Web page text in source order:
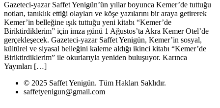
Gazeteci-yazar Saffet Yenigün’ün yıllar boyunca Kemer’de tuttuğu
notları, tanıklık ettiği olayları ve köşe yazılarını bir araya getirerek
Kemer’in belleğine ışık tuttuğu yeni kitabı “Kemer’de
Biriktirdiklerim” için imza günü 1 Ağustos’ta Akra Kemer Otel’de
gerçekleşecek. Gazeteci-yazar Saffet Yenigün, Kemer’in sosyal,
kültürel ve siyasal belleğini kaleme aldığı ikinci kitabı “Kemer’de
Biriktirdiklerim” ile okurlarıyla yeniden buluşuyor. Karınca
Yayınları […]
© 2025 Saffet Yenigün. Tüm Hakları Saklıdır.
saffetyenigun@gmail.com